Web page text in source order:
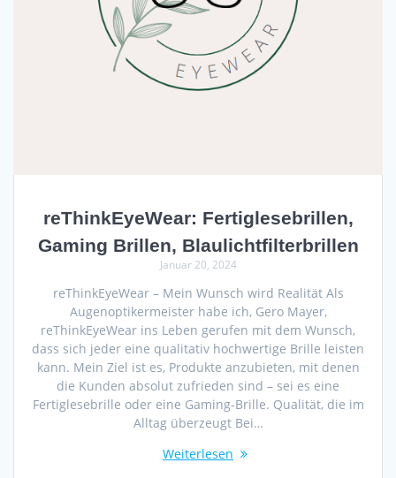
reThinkEyeWear: Fertiglesebrillen,
Gaming Brillen, Blaulichtfilterbrillen
Januar 20, 2024
reThinkEyeWear – Mein Wunsch wird Realität Als
Augenoptikermeister habe ich, Gero Mayer,
reThinkEyeWear ins Leben gerufen mit dem Wunsch,
dass sich jeder eine qualitativ hochwertige Brille leisten
kann. Mein Ziel ist es, Produkte anzubieten, mit denen
die Kunden absolut zufrieden sind – sei es eine
Fertiglesebrille oder eine Gaming-Brille. Qualität, die im
Alltag überzeugt Bei…
Weiterlesen